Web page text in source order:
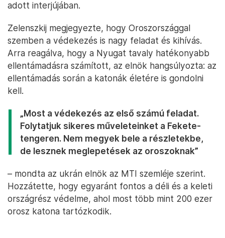
adott interjújában.
Zelenszkij megjegyezte, hogy Oroszországgal
szemben a védekezés is nagy feladat és kihívás.
Arra reagálva, hogy a Nyugat tavaly hatékonyabb
ellentámadásra számított, az elnök hangsúlyozta: az
ellentámadás során a katonák életére is gondolni
kell.
„Most a védekezés az első számú feladat.
Folytatjuk sikeres műveleteinket a Fekete-
tengeren. Nem megyek bele a részletekbe,
de lesznek meglepetések az oroszoknak”
– mondta az ukrán elnök az MTI szemléje szerint.
Hozzátette, hogy egyaránt fontos a déli és a keleti
országrész védelme, ahol most több mint 200 ezer
orosz katona tartózkodik.